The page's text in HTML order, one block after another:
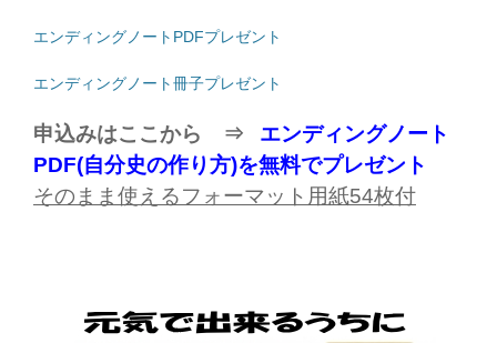
エンディングノートPDFプレゼント
エンディングノート冊子プレゼント
申込みはここから ⇒
エンディングノート
PDF(自分史の作り方)を無料でプレゼント
そのまま使えるフォーマット用紙54枚付